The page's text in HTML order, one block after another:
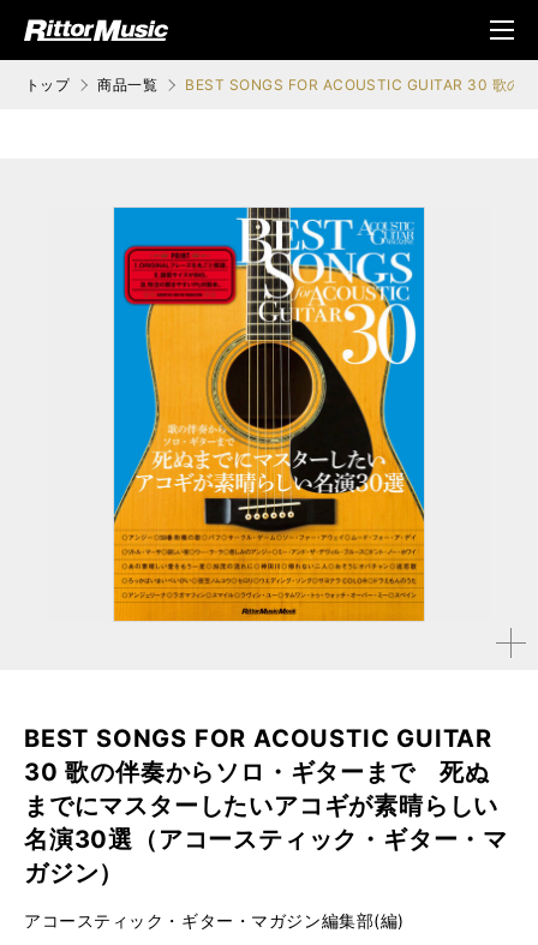
ジック (Rittor Musi
メニ
ュ
トップ 商品一覧 BEST SONGS FOR ACOUSTIC GUITAR 30 歌の
拡大す
BEST SONGS FOR ACOUSTIC GUITAR
30 歌の伴奏からソロ・ギターまで 死ぬ
までにマスターしたいアコギが素晴らしい
名演30選（アコースティック・ギター・マ
ガジン）
アコースティック・ギター・マガジン編集部(編)